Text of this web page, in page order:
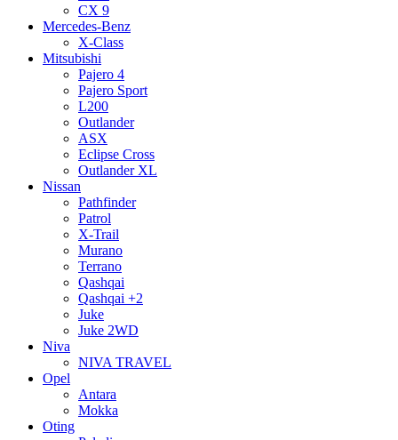
CX 9
Mercedes-Benz
X-Class
Mitsubishi
Pajero 4
Pajero Sport
L200
Outlander
ASX
Eclipse Cross
Outlander XL
Nissan
Pathfinder
Patrol
X-Trail
Murano
Terrano
Qashqai
Qashqai +2
Juke
Juke 2WD
Niva
NIVA TRAVEL
Opel
Antara
Mokka
Oting